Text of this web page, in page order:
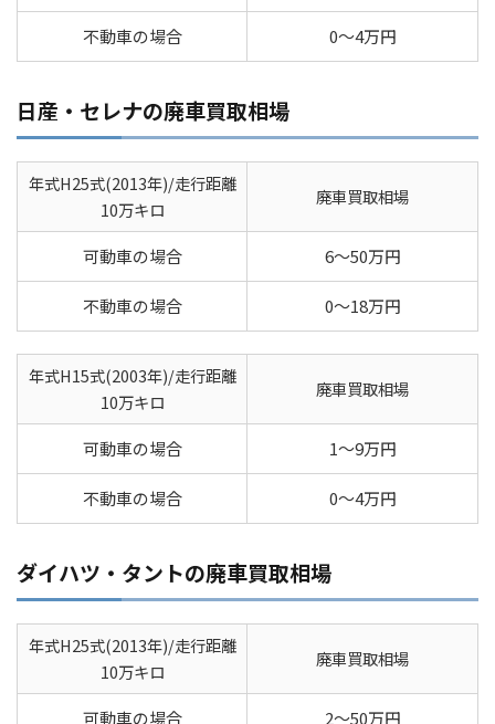
不動車の場合 0～4万円
日産・セレナの廃車買取相場
年式H25式(2013年)/走行距離
10万キロ
廃車買取相場
可動車の場合 6～50万円
不動車の場合 0～18万円
年式H15式(2003年)/走行距離
10万キロ
廃車買取相場
可動車の場合 1～9万円
不動車の場合 0～4万円
ダイハツ・タントの廃車買取相場
年式H25式(2013年)/走行距離
10万キロ
廃車買取相場
可動車の場合 2～50万円